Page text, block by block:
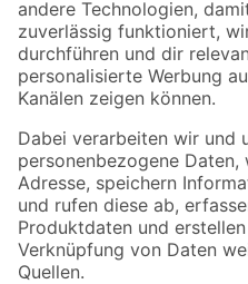
Zur Newsletter Anmeldung
Folge uns
Zahlungsarten